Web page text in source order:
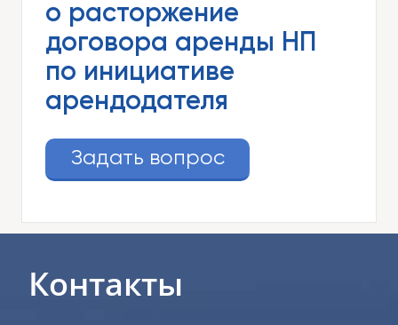
о расторжение
договора аренды НП
по инициативе
арендодателя
Задать вопрос
Контакты